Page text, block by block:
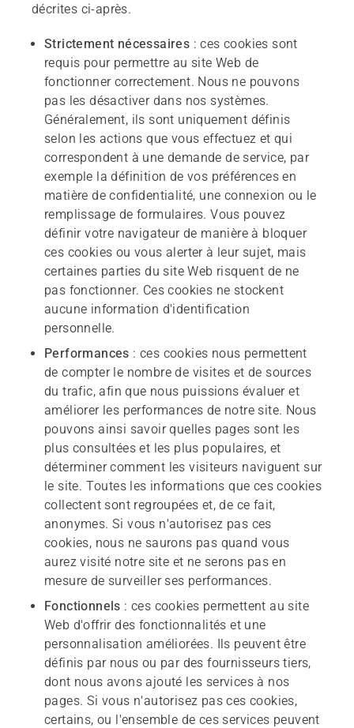
décrites ci-après.
Strictement nécessaires : ces cookies sont
requis pour permettre au site Web de
fonctionner correctement. Nous ne pouvons
pas les désactiver dans nos systèmes.
Généralement, ils sont uniquement définis
selon les actions que vous effectuez et qui
correspondent à une demande de service, par
exemple la définition de vos préférences en
matière de confidentialité, une connexion ou le
remplissage de formulaires. Vous pouvez
définir votre navigateur de manière à bloquer
ces cookies ou vous alerter à leur sujet, mais
certaines parties du site Web risquent de ne
pas fonctionner. Ces cookies ne stockent
aucune information d'identification
personnelle.
Performances : ces cookies nous permettent
de compter le nombre de visites et de sources
du trafic, afin que nous puissions évaluer et
améliorer les performances de notre site. Nous
pouvons ainsi savoir quelles pages sont les
plus consultées et les plus populaires, et
déterminer comment les visiteurs naviguent sur
le site. Toutes les informations que ces cookies
collectent sont regroupées et, de ce fait,
anonymes. Si vous n'autorisez pas ces
cookies, nous ne saurons pas quand vous
aurez visité notre site et ne serons pas en
mesure de surveiller ses performances.
Fonctionnels : ces cookies permettent au site
Web d'offrir des fonctionnalités et une
personnalisation améliorées. Ils peuvent être
définis par nous ou par des fournisseurs tiers,
dont nous avons ajouté les services à nos
pages. Si vous n'autorisez pas ces cookies,
certains, ou l'ensemble de ces services peuvent